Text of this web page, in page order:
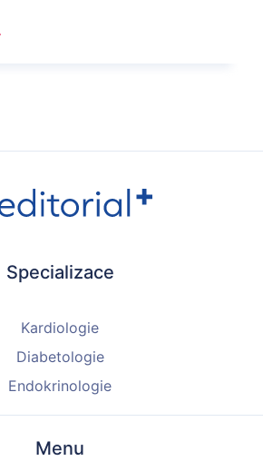
Specializace
Kardiologie
Diabetologie
Endokrinologie
Menu